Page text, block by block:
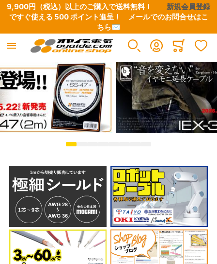
9,900円（税込）以上のご購入で送料無料！ 新規会員登録
ですぐ使える 500 ポイント進呈！ メールでのお問合せはこ
ちら✉
産業電線
すべての商品
極細リード線・小型ボビン巻き
電気・電子用 単芯電線
UL/CSA規格電線
高圧電線
キャブタイヤ・丸形・平行形ケーブル
電設資材
すべての商品
端子類
チューブ・スリーブ
ケーブルアクセサリー・結束材
シート・紐
工具
すべての商品
圧着工具
ワイヤーストリッパー
ハサミ・ニッパー
はんだ・はんだこて関連
ホットボンド・グルーガン
オヤイデ電気 直営店限定
すべての商品
オヤイデ店舗限定リケーブル
店舗オリジナル電源タップ
店舗オリジナル電源ケーブル
店舗オリジナルプラグ・コネクター
店舗オリジナル配線材
アウトレット/特別商品
すべての商品
CD / DVD / 書籍
マグネットワイヤー余剰品
ETFE余剰品
オーディオ / 映像
すべての商品
電源ケーブル・タップ・関連パーツ
インターコネクトケーブル
スピーカーケーブル
デジタルケーブル
映像ケーブル
イヤホン/ヘッドホン
すべての商品
ヘッドホン・イヤホンリケーブル
自作用各種プラグ・コネクター
自作用切り売りケーブル・チューブ
接続ケーブル
アクセサリー
楽器 / レコーディング / DJ
すべての商品
電源タップ
電源・DCケーブル
電源ケーブル切り売り
楽器用ケーブル
DJ用ケーブル
OYAIDE 製品
すべての商品
電源ケーブル
電源ケーブル切り売り
電源タップ（シャーシ、電源用アクセサリー）
電源プラグ&IECコネクター
壁コンセント/コンセントプレート
NEO BY OYAIDE
すべての商品
電源・DCケーブル
DJ用ケーブル
DTM・レコーディング向け
インターコネクトケーブル（RCA）